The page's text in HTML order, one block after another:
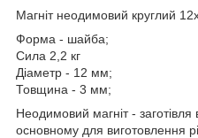
Магніт неодимовий круглий
Форма - шайба;
Сила 2,2 кг
Діаметр - 12 мм;
Товщина - 3 мм;
Неодимовий магніт - заготівля
основному для виготовлення